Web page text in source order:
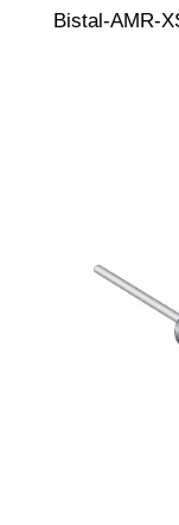
Bistal-AMR-